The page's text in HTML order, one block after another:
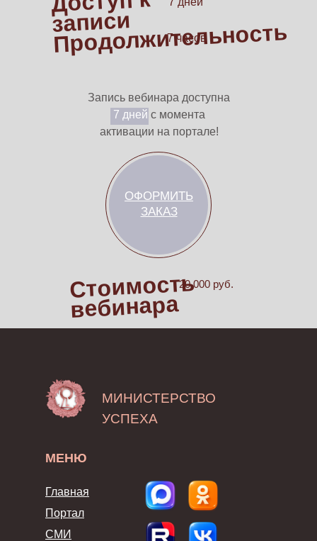
7 часов
записи
Продолжительность
Стоимость
вебинара
20 000 руб.
ОФОРМИТЬ
ЗАКАЗ
Запись вебинара доступна
7 дней с момента
активации на портале!
МЕНЮ
Главная
Портал
СМИ
МИНИСТЕРСТВО
УСПЕХА